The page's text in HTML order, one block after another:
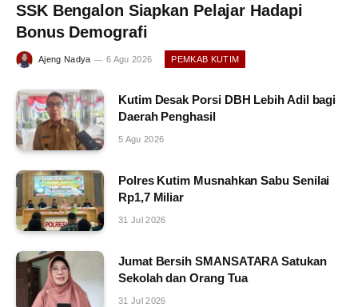
SSK Bengalon Siapkan Pelajar Hadapi
Bonus Demografi
Ajeng Nadya 6 Agu 2026 PEMKAB KUTIM
Kutim Desak Porsi DBH Lebih Adil bagi
Daerah Penghasil
5 Agu 2026
Polres Kutim Musnahkan Sabu Senilai
Rp1,7 Miliar
31 Jul 2026
Jumat Bersih SMANSATARA Satukan
Sekolah dan Orang Tua
31 Jul 2026